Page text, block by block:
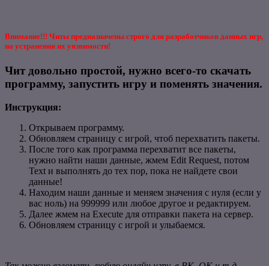
Внимание!!! Читы предназначены строго для разработчиков данных игр,
на устранения их уязвимости!
Чит довольно простой, нужно всего-то скачать
программу, запустить игру и поменять значения.
Инструкция:
Открываем программу.
Обновляем страницу с игрой, чтоб перехватить пакеты.
После того как программа перехватит все пакеты,
нужно найти наши данные, жмем Edit Request, потом
Text и выполнять до тех пор, пока не найдете свои
данные!
Находим наши данные и меняем значения с нуля (если у
вас ноль) на 999999 или любое другое и редактируем.
Далее жмем на Execute для отправки пакета на сервер.
Обновляем страницу с игрой и улыбаемся.